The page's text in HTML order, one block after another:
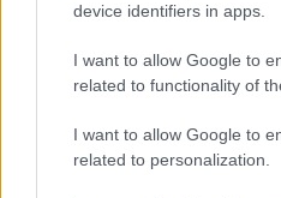
device identifiers in apps.
I want to allow Google to
related to functionality of
I want to allow Google to
related to personalization.
Valanghe: riconoscere i
Nuove combinazioni di
Escursione in montagna